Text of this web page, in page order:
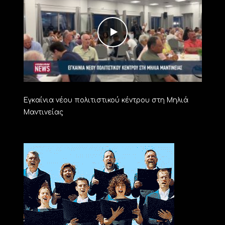
Εγκαίνια νέου πολιτιστικού κέντρου στη Μηλιά
Μαντινείας